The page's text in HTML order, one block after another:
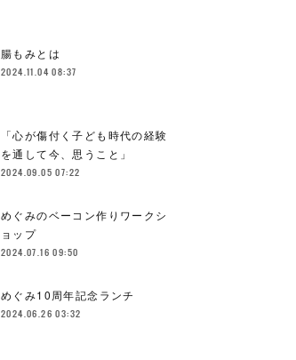
腸もみとは
2024.11.04 08:37
「心が傷付く子ども時代の経験
を通して今、思うこと」
2024.09.05 07:22
めぐみのベーコン作りワークシ
ョップ
2024.07.16 09:50
めぐみ10周年記念ランチ
2024.06.26 03:32